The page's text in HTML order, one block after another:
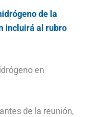
de la
incluirá al rubro
en
de la reunión,